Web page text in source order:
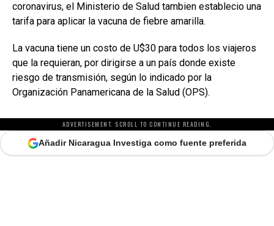
coronavirus, el Ministerio de Salud tambien establecio una
tarifa para aplicar la vacuna de fiebre amarilla.
La vacuna tiene un costo de U$30 para todos los viajeros
que la requieran, por dirigirse a un país donde existe
riesgo de transmisión, según lo indicado por la
Organización Panamericana de la Salud (OPS).
ADVERTISEMENT. SCROLL TO CONTINUE READING.
Añadir Nicaragua Investiga como fuente preferida